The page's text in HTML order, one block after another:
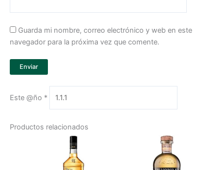
Guarda mi nombre, correo electrónico y web en este
navegador para la próxima vez que comente.
Este @ño *
Productos relacionados